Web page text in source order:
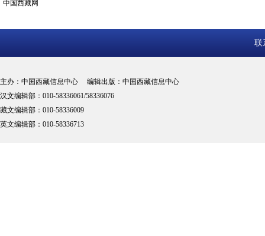
中国西藏网
联
主办：中国西藏信息中心 编辑出版：中国西藏信息中心
汉文编辑部：010-58336061/58336076
藏文编辑部：010-58336009
英文编辑部：010-58336713